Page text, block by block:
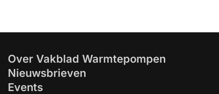
Over Vakblad Warmtepompen
Nieuwsbrieven
Events